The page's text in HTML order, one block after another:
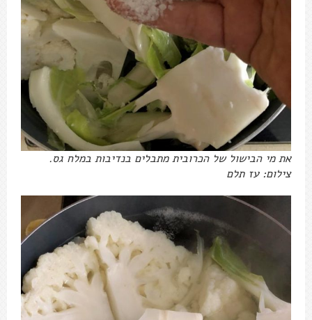
את מי הבישול של הכרובית מתבלים בנדיבות במלח גס.
צילום: עז תלם